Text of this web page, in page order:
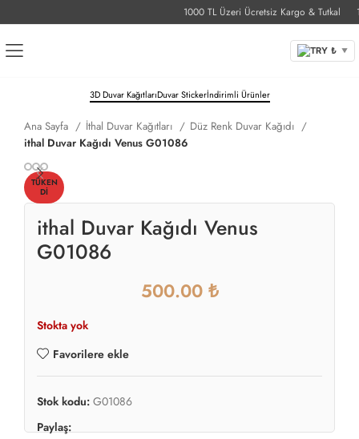
1000 TL Üzeri Ücretsiz Kargo & Tutkal
TRY ₺ ▼
3D Duvar KağıtlarıDuvar Stickerİndirimli Ürünler
Ana Sayfa İthal Duvar Kağıtları
Düz Renk Duvar Kağıdı
ithal Duvar Kağıdı Venus G01086
TÜKEN
DI
ithal Duvar Kağıdı Venus
G01086
₺
Stokta yok
Favorilere ekle
Stok kodu: G01086
Paylaş: